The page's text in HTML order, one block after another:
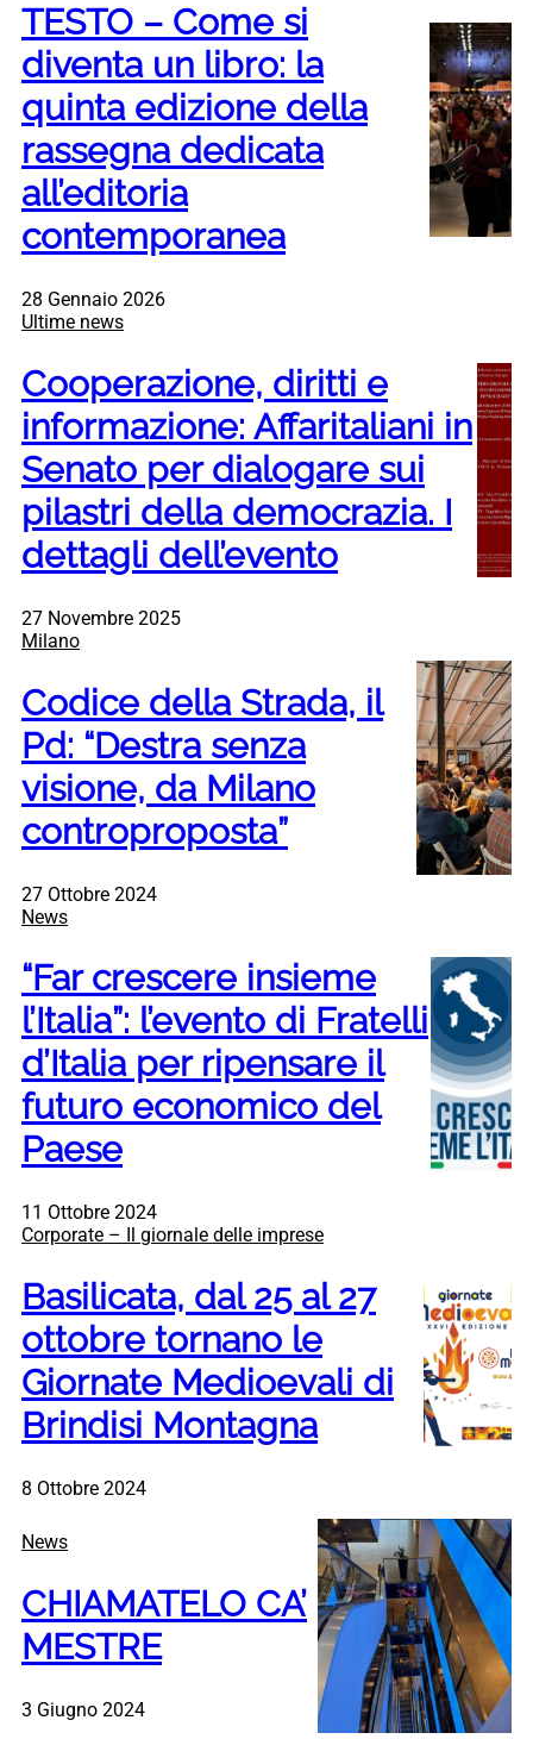
TESTO – Come si
diventa un libro: la
quinta edizione della
rassegna dedicata
all’editoria
contemporanea
28 Gennaio 2026
Ultime news
Cooperazione, diritti e
informazione: Affaritaliani in
Senato per dialogare sui
pilastri della democrazia. I
dettagli dell’evento
27 Novembre 2025
Milano
Codice della Strada, il
Pd: “Destra senza
visione, da Milano
controproposta”
27 Ottobre 2024
News
“Far crescere insieme
l’Italia”: l’evento di Fratelli
d’Italia per ripensare il
futuro economico del
Paese
11 Ottobre 2024
Corporate – Il giornale delle imprese
Basilicata, dal 25 al 27
ottobre tornano le
Giornate Medioevali di
Brindisi Montagna
8 Ottobre 2024
News
CHIAMATELO CA’
MESTRE
3 Giugno 2024